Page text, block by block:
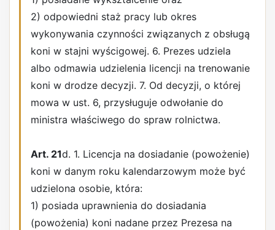
2) odpowiedni staż pracy lub okres
wykonywania czynności związanych z obsługą
koni w stajni wyścigowej. 6. Prezes udziela
albo odmawia udzielenia licencji na trenowanie
koni w drodze decyzji. 7. Od decyzji, o której
mowa w ust. 6, przysługuje odwołanie do
ministra właściwego do spraw rolnictwa.
Art. 21d. 1. Licencja na dosiadanie (powożenie)
koni w danym roku kalendarzowym może być
udzielona osobie, która:
1) posiada uprawnienia do dosiadania
(powożenia) koni nadane przez Prezesa na